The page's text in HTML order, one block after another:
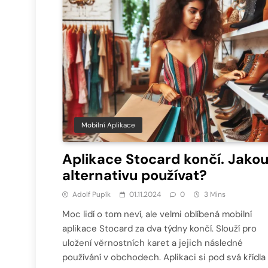
Mobilní Aplikace
Aplikace Stocard končí. Jakou
alternativu používat?
Adolf Pupík 01.11.2024 0 3 Mins
Moc lidí o tom neví, ale velmi oblíbená mobilní
aplikace Stocard za dva týdny končí. Slouží pro
uložení věrnostních karet a jejich následné
používání v obchodech. Aplikaci si pod svá křídla